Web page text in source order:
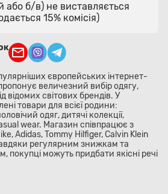
або б/в) не виставляється
15% комісія)
європейських інтернет-
величезний вибір одягу,
відомих світових брендів. У
товари для всієї родини:
одяг, дитячі колекції,
wear. Магазин співпрацює з
Adidas, Tommy Hilfiger, Calvin Klein
регулярним знижкам та
можуть придбати якісні речі